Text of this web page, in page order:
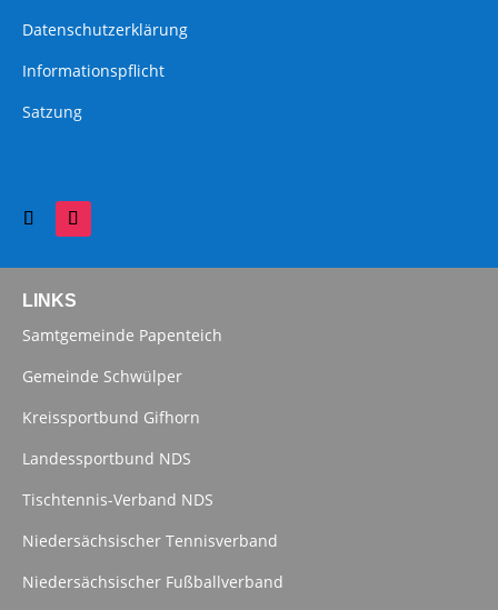
Datenschutzerklärung
Informationspflicht
Satzung
LINKS
Samtgemeinde Papenteich
Gemeinde Schwülper
Kreissportbund Gifhorn
Landessportbund NDS
Tischtennis-Verband NDS
Niedersächsischer Tennisverband
Niedersächsischer Fußballverband